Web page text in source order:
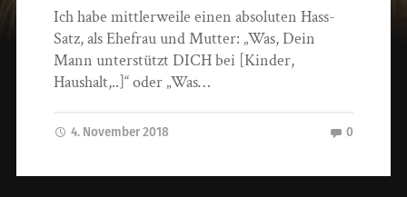
Ich habe mittlerweile einen absoluten Hass-
Satz, als Ehefrau und Mutter: „Was, Dein
Mann unterstützt DICH bei [Kinder,
Haushalt,..]“ oder „Was…
4. November 2018 0